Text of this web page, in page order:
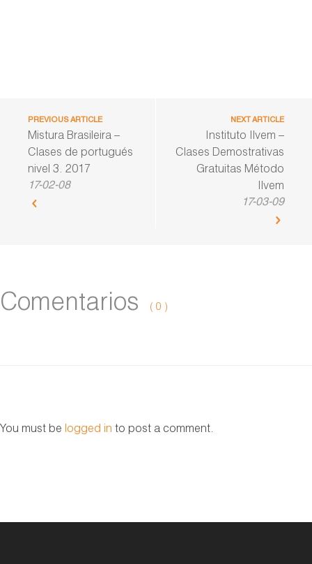
PREVIOUS ARTICLE
Mistura Brasileira –
Clases de portugués
nivel 3. 2017
17-02-08
NEXT ARTICLE
Instituto Ilvem –
Clases Demostrativas
Gratuitas Método
Ilvem
17-03-09
Comentarios ( 0 )
You must be logged in to post a comment.